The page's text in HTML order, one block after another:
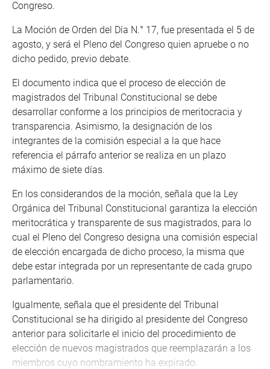
Congreso.
La Moción de Orden del Día N.° 17, fue presentada el 5 de
agosto, y será el Pleno del Congreso quien apruebe o no
dicho pedido, previo debate.
El documento indica que el proceso de elección de
magistrados del Tribunal Constitucional se debe
desarrollar conforme a los principios de meritocracia y
transparencia. Asimismo, la designación de los
integrantes de la comisión especial a la que hace
referencia el párrafo anterior se realiza en un plazo
máximo de siete días.
En los considerandos de la moción, señala que la Ley
Orgánica del Tribunal Constitucional garantiza la elección
meritocrática y transparente de sus magistrados, para lo
cual el Pleno del Congreso designa una comisión especial
de elección encargada de dicho proceso, la misma que
debe estar integrada por un representante de cada grupo
parlamentario.
Igualmente, señala que el presidente del Tribunal
Constitucional se ha dirigido al presidente del Congreso
anterior para solicitarle el inicio del procedimiento de
elección de nuevos magistrados que reemplazarán a los
miembros cuyo nombramiento ha expirado.